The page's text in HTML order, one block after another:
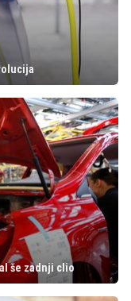
še zadnji clio